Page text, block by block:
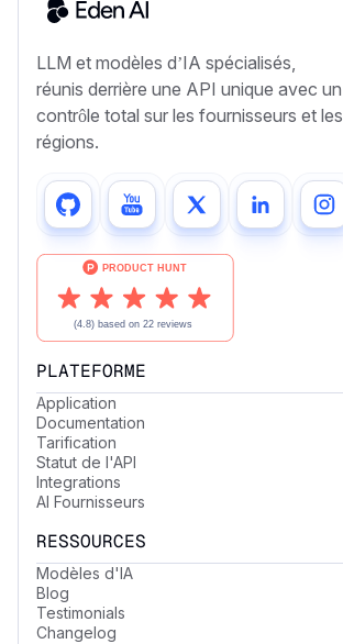
LLM et modèles d’IA spécialisés,
réunis derrière une API unique avec un
contrôle total sur les fournisseurs et les
régions.
PLATEFORME
Application
Documentation
Tarification
Statut de l'API
Integrations
AI Fournisseurs
RESSOURCES
Modèles d'IA
Blog
Testimonials
Changelog